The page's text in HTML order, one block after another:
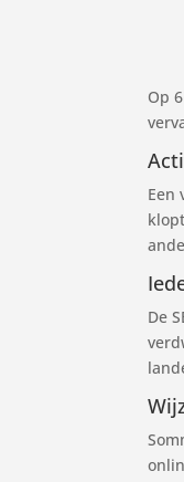
Op
Een
De